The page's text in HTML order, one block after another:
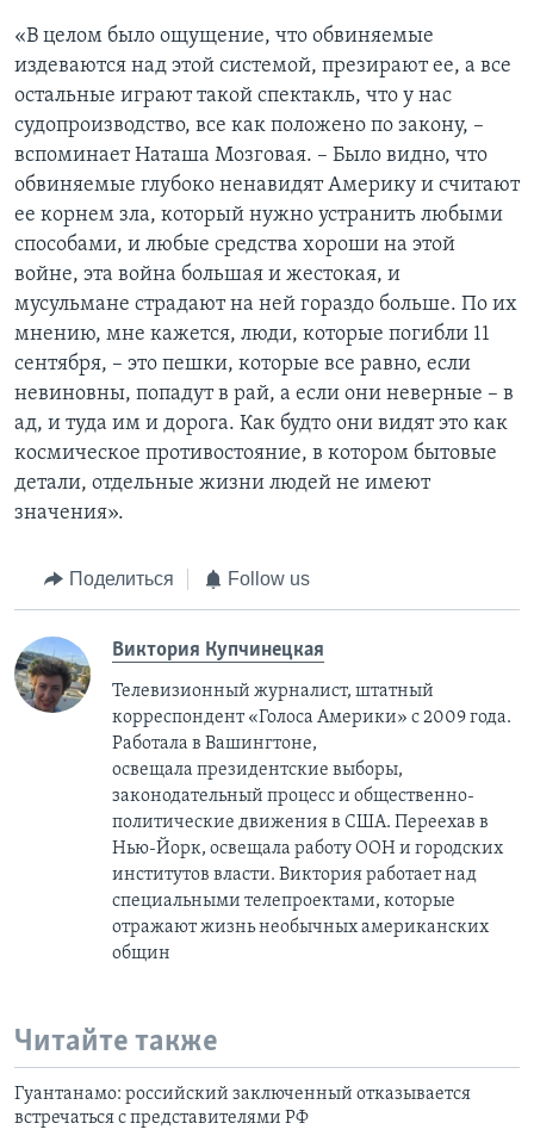
«В целом было ощущение, что обвиняемые
издеваются над этой системой, презирают ее, а все
остальные играют такой спектакль, что у нас
судопроизводство, все как положено по закону, –
вспоминает Наташа Мозговая. – Было видно, что
обвиняемые глубоко ненавидят Америку и считают
ее корнем зла, который нужно устранить любыми
способами, и любые средства хороши на этой
войне, эта война большая и жестокая, и
мусульмане страдают на ней гораздо больше. По их
мнению, мне кажется, люди, которые погибли 11
сентября, – это пешки, которые все равно, если
невиновны, попадут в рай, а если они неверные – в
ад, и туда им и дорога. Как будто они видят это как
космическое противостояние, в котором бытовые
детали, отдельные жизни людей не имеют
значения».
Поделиться Follow us
Виктория Купчинецкая
Телевизионный журналист, штатный
корреспондент «Голоса Америки» с 2009 года.
Работала в Вашингтоне,
освещала президентские выборы,
законодательный процесс и общественно-
политические движения в США. Переехав в
Нью-Йорк, освещала работу ООН и городских
институтов власти. Виктория работает над
специальными телепроектами, которые
отражают жизнь необычных американских
общин
Читайте также
Гуантанамо: российский заключенный отказывается
встречаться с представителями РФ